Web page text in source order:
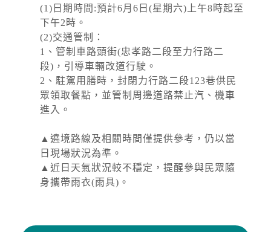
颱風來襲，預計於 115 年 8 月 8 日 17 時整執行
市轄橫移門、越堤道及堤外便道只出不進管制，
並於 18 時整執行橫移門、越堤道及堤外便道封
閉作業；管制範圍為『二重疏...
停水
2026-08-03, 10:01│台灣自來水公司
辦理龍潭給水廠高壓電氣設備檢驗 等三合一工程
(1)日期時間:預計6月6日(星期六)上午8時起至
下午2時。
(2)交通管制：
1、管制車路頭街(忠孝路二段至力行路二
段)，引導車輛改道行駛。
2、駐駕用膳時，封閉力行路二段123巷供民
眾領取餐點，並管制周邊道路禁止汽、機車
進入。
▲遶境路線及相關時間僅提供參考，仍以當
日現場狀況為準。
▲近日天氣狀況較不穩定，提醒參與民眾隨
身攜帶雨衣(雨具)。